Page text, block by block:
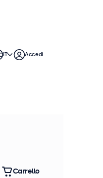
IT Accedi
Carrello